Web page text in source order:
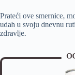
Prateći ove smernice,
udah u svoju dnevnu
zdravlje.